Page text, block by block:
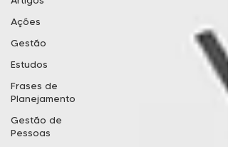
Ações
Gestão
Estudos
Frases de
Planejamento
Gestão de
Pessoas